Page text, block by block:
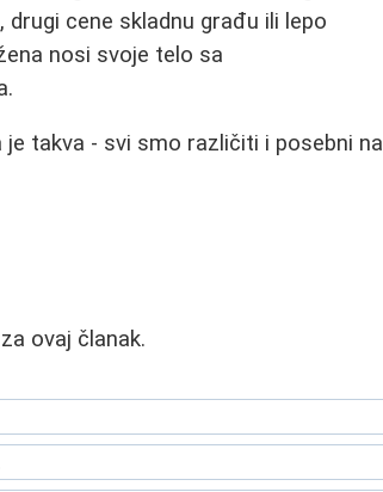
cene skladnu građu ili lepo
nosi svoje telo sa
takva - svi smo različiti i posebni na
ovaj članak.